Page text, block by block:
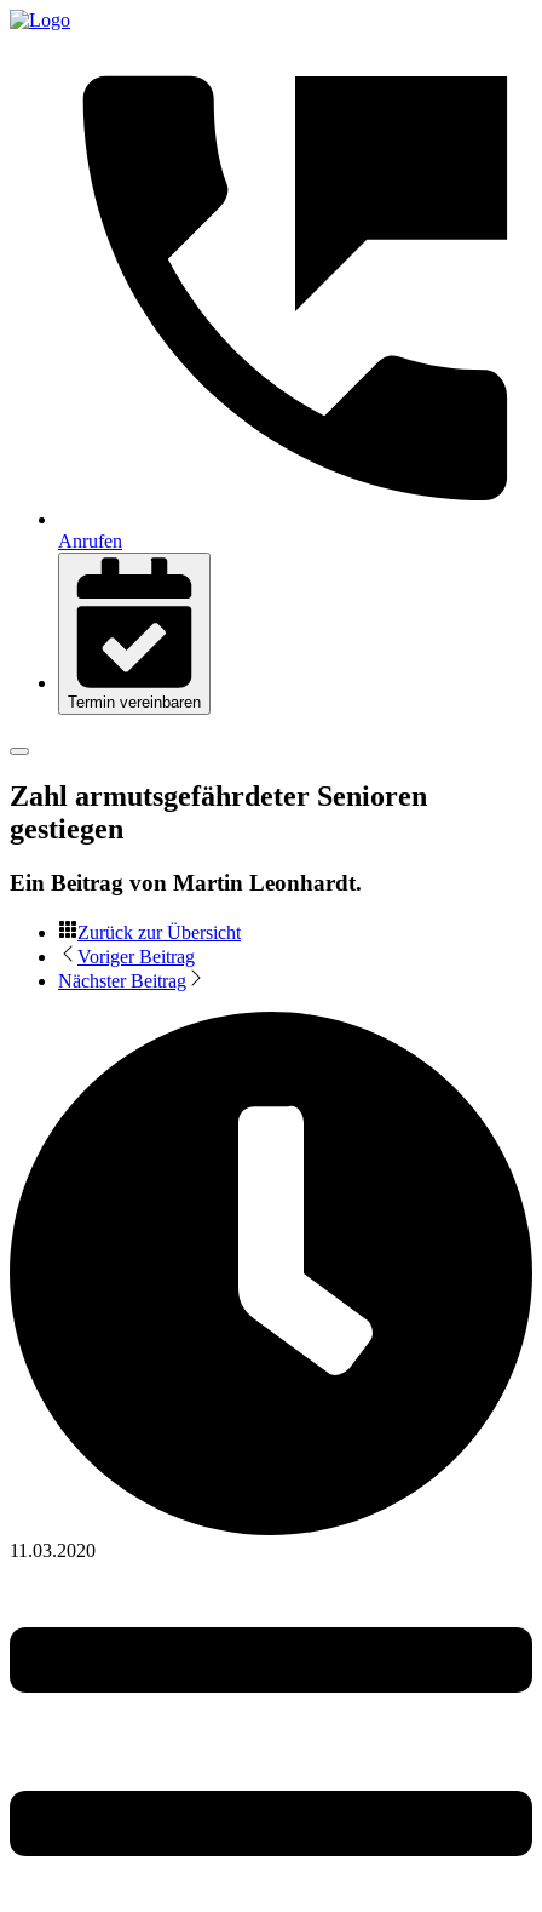
Anrufen
Termin vereinbaren
Zahl armutsgefährdeter Senioren
gestiegen
Ein Beitrag von Martin Leonhardt.
Zurück zur Übersicht
Voriger Beitrag
Nächster Beitrag
11.03.2020